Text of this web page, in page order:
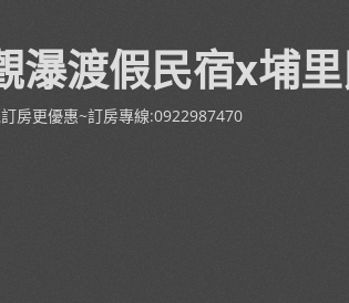
瀑渡假民宿x埔
房更優惠~訂房專線:0922987470